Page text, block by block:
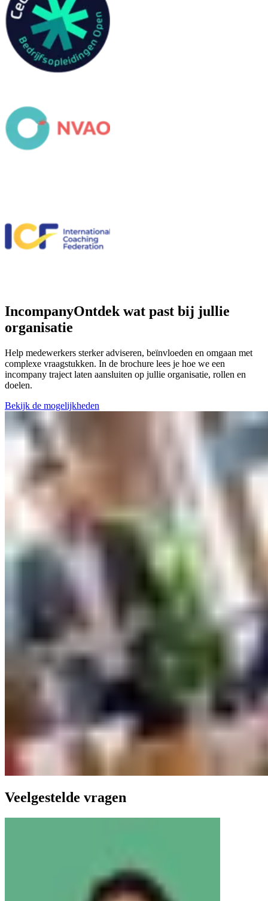
IncompanyOntdek wat past bij jullie
organisatie
Help medewerkers sterker adviseren, beïnvloeden en omgaan met
complexe vraagstukken. In de brochure lees je hoe we een
incompany traject laten aansluiten op jullie organisatie, rollen en
doelen.
Bekijk de mogelijkheden
Veelgestelde vragen